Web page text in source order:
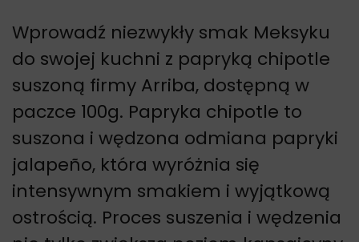
Wprowadź niezwykły smak Meksyku
do swojej kuchni z papryką chipotle
suszoną firmy Arriba, dostępną w
paczce 100g. Papryka chipotle to
suszona i wędzona odmiana papryki
jalapeño, która wyróżnia się
intensywnym smakiem i wyjątkową
ostrością. Proces suszenia i wędzenia